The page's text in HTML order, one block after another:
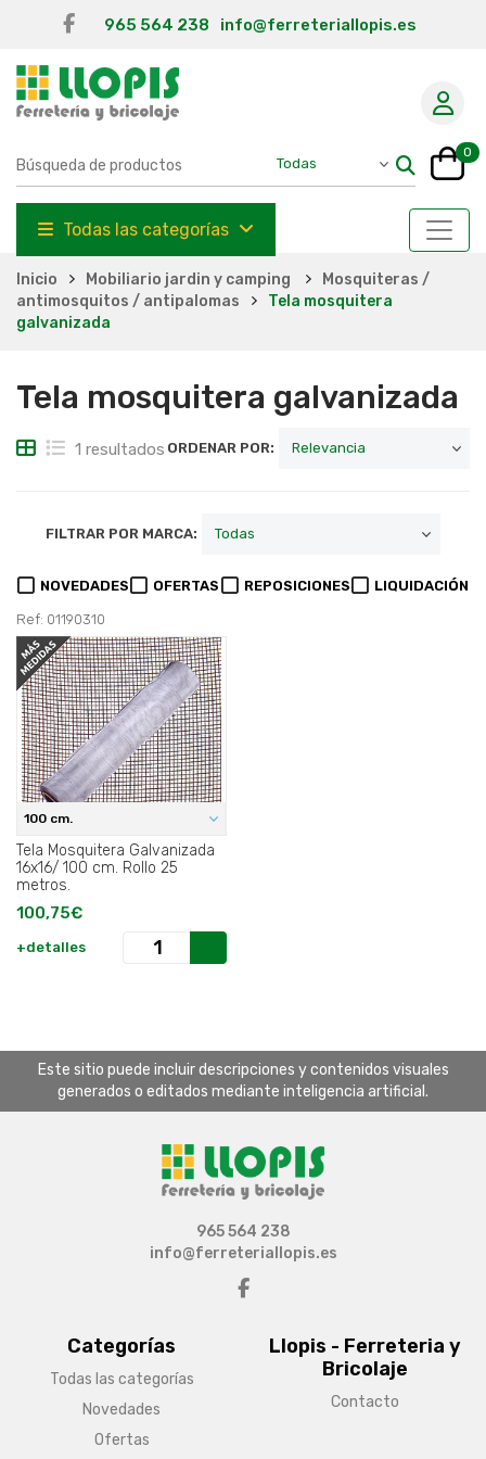
965 564 238 info@ferreteriallopis.es
0
Todas las categorías
Inicio Mobiliario jardin y camping
Mosquiteras /
antimosquitos / antipalomas
Tela mosquitera
galvanizada
Tela mosquitera galvanizada
1 resultados ORDENAR POR:
FILTRAR POR MARCA:
NOVEDADES OFERTAS REPOSICIONES LIQUIDACIÓN
Ref: 01190310
100 cm.
Tela Mosquitera Galvanizada
16x16/ 100 cm. Rollo 25
metros.
100,75€
+detalles
Este sitio puede incluir descripciones y contenidos visuales
generados o editados mediante inteligencia artificial.
Categorías
Todas las categorías
Novedades
Ofertas
Llopis - Ferreteria y
Bricolaje
Contacto
965 564 238
info@ferreteriallopis.es